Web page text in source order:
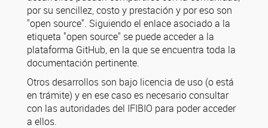
por su sencillez, costo y prestación y por eso son
"open source". Siguiendo el enlace asociado a la
etiqueta "open source" se puede acceder a la
plataforma GitHub, en la que se encuentra toda la
documentación pertinente.
Otros desarrollos son bajo licencia de uso (o está
en trámite) y en ese caso es necesario consultar
con las autoridades del IFIBIO para poder acceder
a ellos.